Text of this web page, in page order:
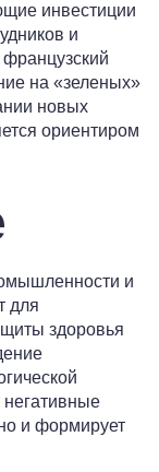
инвестиции
и
французский
на «зеленых»
новых
ориентиром
и
для
здоровья
негативные
и формирует